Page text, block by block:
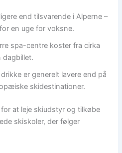
end tilsvarende i Alperne –
en uge for voksne.
spa-centre koster fra cirka
dagbillet.
er generelt lavere end på
skidestinationer.
at leje skiudstyr og tilkøbe
skiskoler, der følger